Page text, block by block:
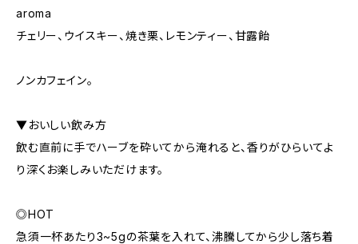
aroma
チェリー、ウイスキー、焼き栗、レモンティー、甘露飴
ノンカフェイン。
▼おいしい飲み方
飲む直前に手でハーブを砕いてから淹れると、香りがひらいてよ
り深くお楽しみいただけます。
◎HOT
急須一杯あたり3~5gの茶葉を入れて、沸騰してから少し落ち着